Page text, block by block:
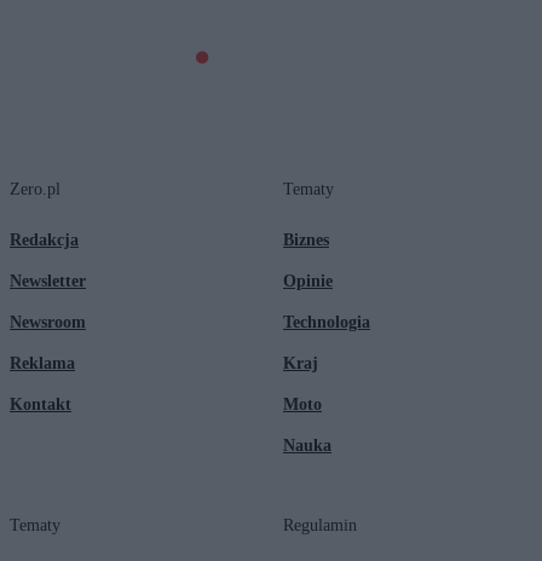
Zero.pl
Redakcja
Newsletter
Newsroom
Reklama
Kontakt
Tematy
Biznes
Opinie
Technologia
Kraj
Moto
Nauka
Tematy Regulamin